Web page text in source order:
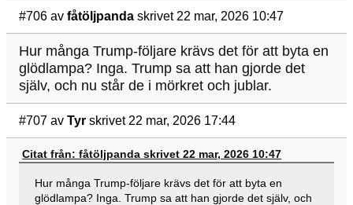
#706 av fåtöljpanda skrivet 22 mar, 2026 10:47
Hur många Trump-följare krävs det för att byta en
glödlampa? Inga. Trump sa att han gjorde det
själv, och nu står de i mörkret och jublar.
#707 av Tyr skrivet 22 mar, 2026 17:44
Citat från: fåtöljpanda skrivet 22 mar, 2026 10:47
Hur många Trump-följare krävs det för att byta en
glödlampa? Inga. Trump sa att han gjorde det själv, och